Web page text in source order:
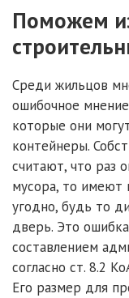
Поможем
Среди жильцов
ошибочное
которые они
контейнеры.
считают, что раз
мусора, то имеют
угодно, будь то
дверь. Это
составлением
согласно ст. 8.2
Его размер для